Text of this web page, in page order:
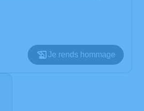
Je rends hommage